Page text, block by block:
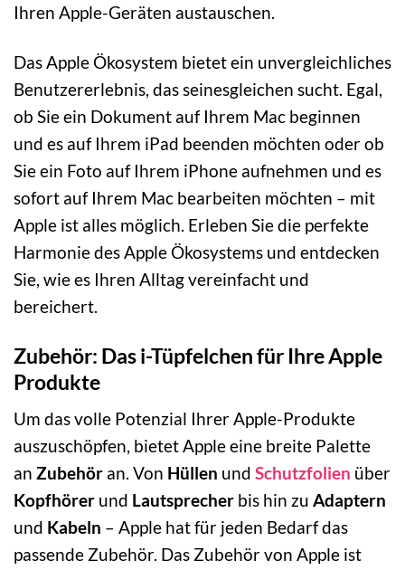
Ihren Apple-Geräten austauschen.
Das Apple Ökosystem bietet ein unvergleichliches
Benutzererlebnis, das seinesgleichen sucht. Egal,
ob Sie ein Dokument auf Ihrem Mac beginnen
und es auf Ihrem iPad beenden möchten oder ob
Sie ein Foto auf Ihrem iPhone aufnehmen und es
sofort auf Ihrem Mac bearbeiten möchten – mit
Apple ist alles möglich. Erleben Sie die perfekte
Harmonie des Apple Ökosystems und entdecken
Sie, wie es Ihren Alltag vereinfacht und
bereichert.
Zubehör: Das i-Tüpfelchen für Ihre Apple
Produkte
Um das volle Potenzial Ihrer Apple-Produkte
auszuschöpfen, bietet Apple eine breite Palette
an Zubehör an. Von Hüllen und Schutzfolien über
Kopfhörer und Lautsprecher bis hin zu Adaptern
und Kabeln – Apple hat für jeden Bedarf das
passende Zubehör. Das Zubehör von Apple ist